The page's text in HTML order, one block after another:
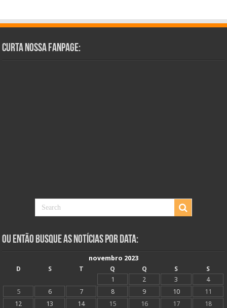
Curta Nossa Fanpage:
Ou Então Busque as Notícias Por Data:
novembro 2023
D
S T Q Q S
S
1
2 3
4
5
6 7 8 9 10
11
12
13 14 15 16 17
18